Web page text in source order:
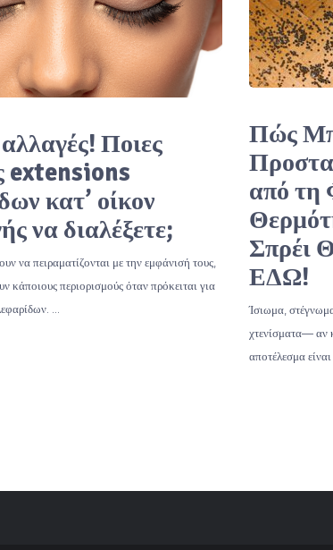
Ποιες
extensions
κατ’ οίκον
να διαλέξετε;
να πειραματίζονται με την εμφάνισή τους,
κάποιους περιορισμούς όταν πρόκειται για
…
Πώς
από τη
Σπρέι
ΕΔΩ!
Ίσιωμα,
χτενίσματα— αν
αποτέλεσμα